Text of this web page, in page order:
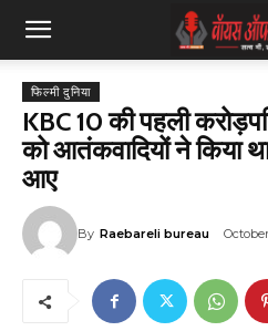
फिल्मी दुनिया
KBC 10 की पहली
को आतंकवादियों ने किया
आए
By Raebareli bureau